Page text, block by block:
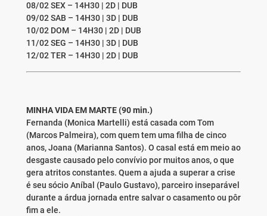
08/02 SEX – 14H30 | 2D | DUB
09/02 SAB – 14H30 | 3D | DUB
10/02 DOM – 14H30 | 2D | DUB
11/02 SEG – 14H30 | 3D | DUB
12/02 TER – 14H30 | 2D | DUB
MINHA VIDA EM MARTE (90 min.)
Fernanda (Monica Martelli) está casada com Tom
(Marcos Palmeira), com quem tem uma filha de cinco
anos, Joana (Marianna Santos). O casal está em meio ao
desgaste causado pelo convívio por muitos anos, o que
gera atritos constantes. Quem a ajuda a superar a crise
é seu sócio Aníbal (Paulo Gustavo), parceiro inseparável
durante a árdua jornada entre salvar o casamento ou pôr
fim a ele.